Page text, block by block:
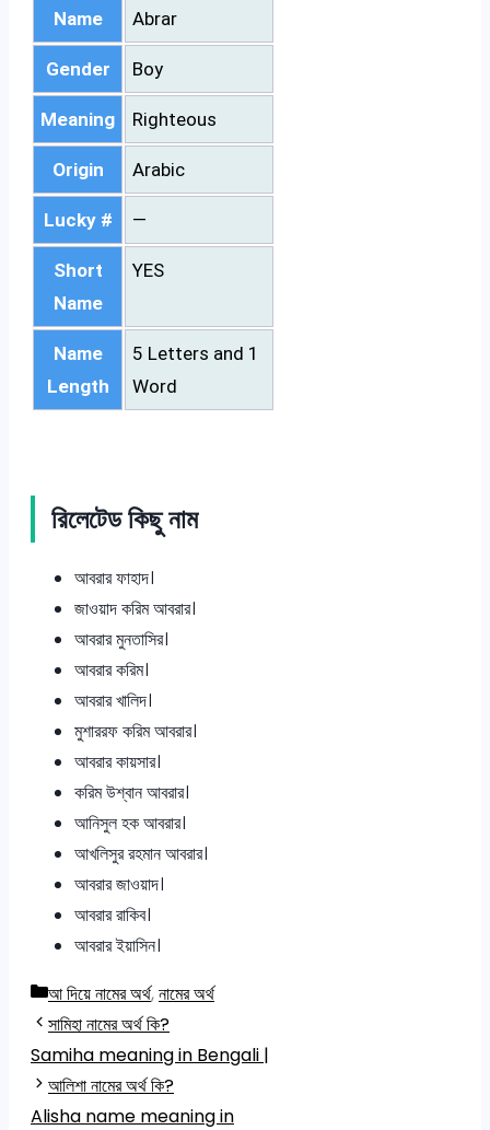
Name Abrar
Gender Boy
Meaning Righteous
Origin Arabic
Lucky # —
Short
Name
YES
Name
Length
5 Letters and 1
Word
রিলেটেড কিছু নাম
আবরার ফাহাদ।
জাওয়াদ করিম আবরার।
আবরার মুনতাসির।
আবরার করিম।
আবরার খালিদ।
মুশাররফ করিম আবরার।
আবরার কায়সার।
করিম উশ্বান আবরার।
আনিসুল হক আবরার।
আখলিসুর রহমান আবরার।
আবরার জাওয়াদ।
আবরার রাকিব।
আবরার ইয়াসিন।
Categories
আ দিয়ে নামের অর্থ,নামের অর্থ
সামিহা নামের অর্থ কি?
Samiha meaning in Bengali |
আলিশা নামের অর্থ কি?
Alisha name meaning in